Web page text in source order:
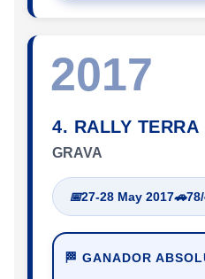
2017
4. RALLY TERRA
GRAVA
📅27-28 May 2017🚗
🏁 GANADOR